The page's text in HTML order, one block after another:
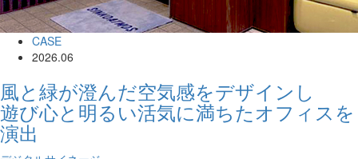
CASE
2026.06
風と緑が澄んだ空気感をデザインし
遊び心と明るい活気に満ちたオフィスを
演出